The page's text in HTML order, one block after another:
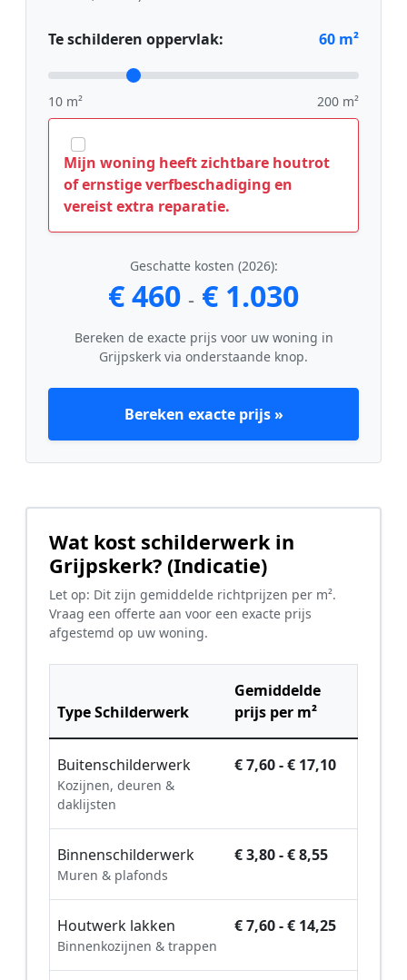
Te schilderen oppervlak: 60 m²
10 m² 200 m²
Mijn woning heeft zichtbare houtrot
of ernstige verfbeschadiging en
vereist extra reparatie.
Geschatte kosten (2026):
€ 460 - € 1.030
Bereken de exacte prijs voor uw woning in
Grijpskerk via onderstaande knop.
Bereken exacte prijs »
Wat kost schilderwerk in
Grijpskerk? (Indicatie)
Let op: Dit zijn gemiddelde richtprijzen per m².
Vraag een offerte aan voor een exacte prijs
afgestemd op uw woning.
Type Schilderwerk
Gemiddelde
prijs per m²
Buitenschilderwerk
Kozijnen, deuren &
daklijsten
€ 7,60 - € 17,10
Binnenschilderwerk
Muren & plafonds
€ 3,80 - € 8,55
Houtwerk lakken
Binnenkozijnen & trappen
€ 7,60 - € 14,25